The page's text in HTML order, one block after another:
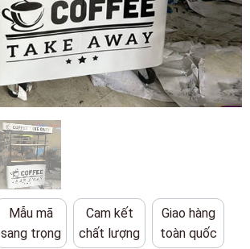
Mẫu mã
sang trọng
Cam kết
chất lượng
Giao hàng
toàn quốc